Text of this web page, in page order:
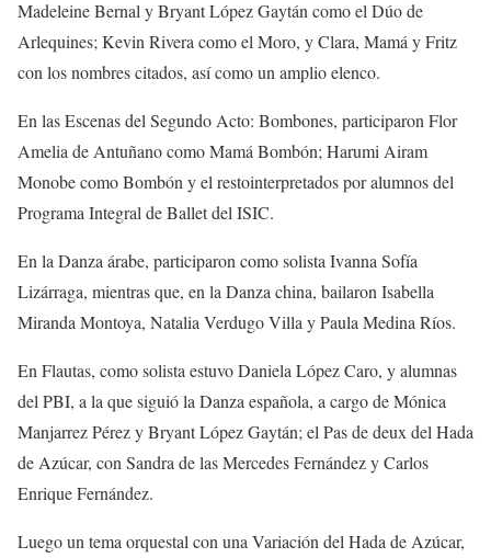
Madeleine Bernal y Bryant López Gaytán como el Dúo de
Arlequines; Kevin Rivera como el Moro, yClara, Mamá y Fritz
con los nombres citados, así comoun amplio elenco.
En lasEscenas del Segundo Acto: Bombones, participaron Flor
Amelia de Antuñano comoMamá Bombón; Harumi Airam
MonobecomoBombón y el restointerpretados poralumnos del
Programa Integral de Ballet del ISIC.
En la Danza árabe, participaron como solista Ivanna Sofía
Lizárraga, mientras que, en la Danza china, bailaron Isabella
Miranda Montoya, Natalia Verdugo Villa y Paula Medina Ríos.
En Flautas, como solista estuvo Daniela López Caro, y alumnas
del PBI, a la que siguió la Danza española, a cargo de Mónica
Manjarrez Pérez y Bryant López Gaytán; el Pas dedeux del Hada
de Azúcar, con Sandra de las Mercedes Fernández y Carlos
Enrique Fernández.
Luego un tema orquestal con una Variación del Hada de Azúcar,